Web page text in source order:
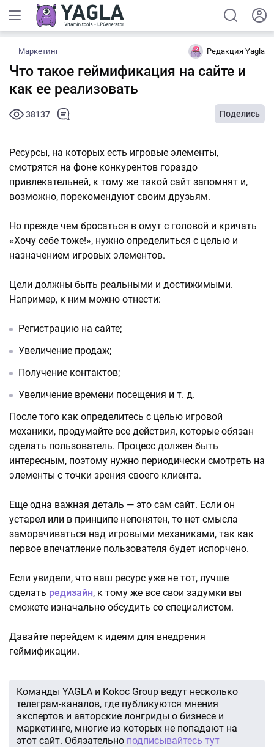
Маркетинг Редакция Yagla
Что такое геймификация на сайте и
как ее реализовать
38137 Поделись
Ресурсы, на которых есть игровые элементы,
смотрятся на фоне конкурентов гораздо
привлекательней, к тому же такой сайт запомнят и,
возможно, порекомендуют своим друзьям.
Но прежде чем бросаться в омут с головой и кричать
«Хочу себе тоже!», нужно определиться с целью и
назначением игровых элементов.
Цели должны быть реальными и достижимыми.
Например, к ним можно отнести:
Регистрацию на сайте;
Увеличение продаж;
Получение контактов;
Увеличение времени посещения и т. д.
После того как определитесь с целью игровой
механики, продумайте все действия, которые обязан
сделать пользователь. Процесс должен быть
интересным, поэтому нужно периодически смотреть на
элементы с точки зрения своего клиента.
Еще одна важная деталь — это сам сайт. Если он
устарел или в принципе непонятен, то нет смысла
заморачиваться над игровыми механиками, так как
первое впечатление пользователя будет испорчено.
Если увидели, что ваш ресурс уже не тот, лучше
сделать редизайн, к тому же все свои задумки вы
сможете изначально обсудить со специалистом.
Давайте перейдем к идеям для внедрения
геймификации.
Команды YAGLA и Kokoc Group ведут несколько
телеграм-каналов, где публикуются мнения
экспертов и авторские лонгриды о бизнесе и
маркетинге, многие из которых не попадают на
этот сайт. Обязательно подписывайтесь тут